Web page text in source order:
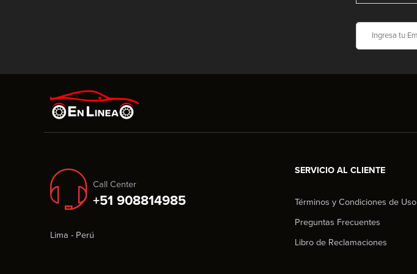
Call Center
+51 908814985
Lima - Perú
SERVICIO AL CLIENTE
Términos y Condiciones de Uso
Preguntas Frecuentes
Libro de Reclamaciones